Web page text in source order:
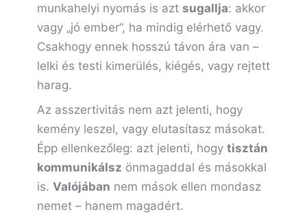
munkahelyi nyomás is azt sugallja: akkor
vagy „jó ember”, ha mindig elérhető vagy.
Csakhogy ennek hosszú távon ára van –
lelki és testi kimerülés, kiégés, vagy rejtett
harag.
Az asszertivitás nem azt jelenti, hogy
kemény leszel, vagy elutasítasz másokat.
Épp ellenkezőleg: azt jelenti, hogy tisztán
kommunikálsz önmagaddal és másokkal
is. Valójában nem mások ellen mondasz
nemet – hanem magadért.